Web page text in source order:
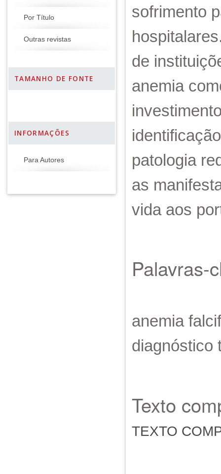
Por Título
Outras revistas
TAMANHO DE FONTE
INFORMAÇÕES
Para Autores
sofrimento
de
anemia
patologia
as
vida aos
Palavras-
anemia
diagnóstico
Texto
TEXTO